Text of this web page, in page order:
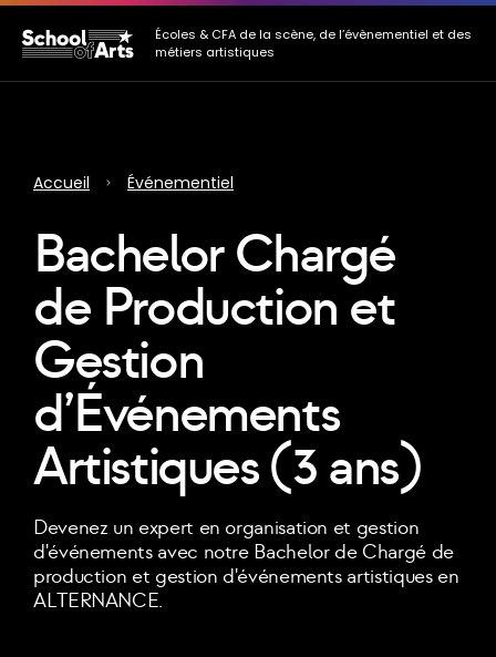
Allez au contenu principal Allez au menu Allez au pied de page
Écoles & CFA de la scène, de l’évènementiel et des
métiers artistiques
Accueil Événementiel
Bachelor Chargé
de Production et
Gestion
d’Événements
Artistiques (3 ans)
Devenez un expert en organisation et gestion
d'événements avec notre Bachelor de Chargé de
production et gestion d'événements artistiques en
ALTERNANCE.